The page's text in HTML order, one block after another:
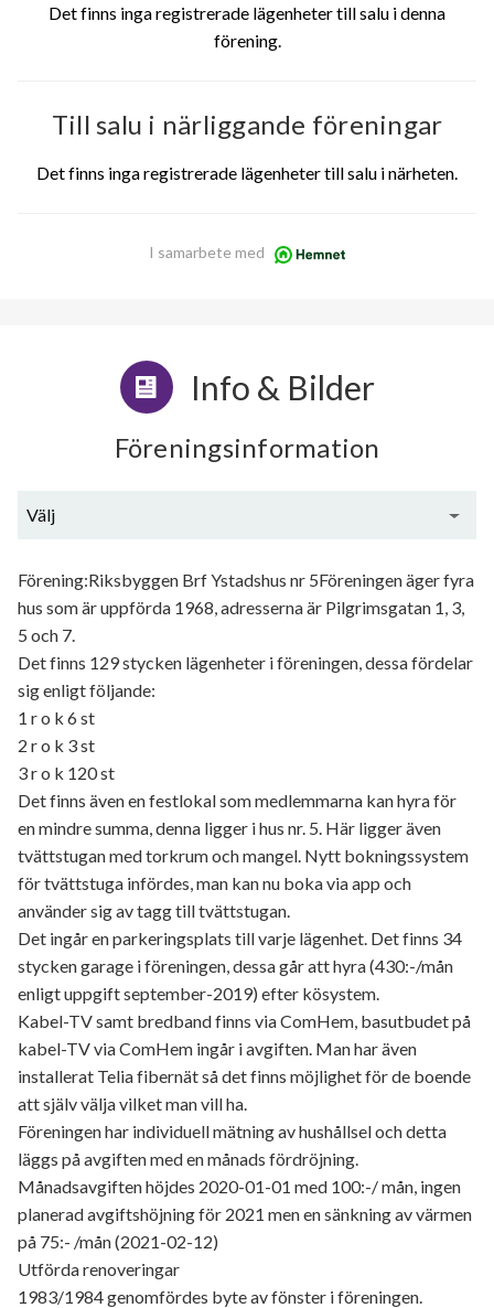
Det finns inga registrerade lägenheter till salu i denna
förening.
Till salu i närliggande föreningar
Det finns inga registrerade lägenheter till salu i närheten.
I samarbete med
Info & Bilder
Föreningsinformation
Välj
Förening:Riksbyggen Brf Ystadshus nr 5Föreningen äger fyra
hus som är uppförda 1968, adresserna är Pilgrimsgatan 1, 3,
5 och 7.
Det finns 129 stycken lägenheter i föreningen, dessa fördelar
sig enligt följande:
1 r o k 6 st
2 r o k 3 st
3 r o k 120 st
Det finns även en festlokal som medlemmarna kan hyra för
en mindre summa, denna ligger i hus nr. 5. Här ligger även
tvättstugan med torkrum och mangel. Nytt bokningssystem
för tvättstuga infördes, man kan nu boka via app och
använder sig av tagg till tvättstugan.
Det ingår en parkeringsplats till varje lägenhet. Det finns 34
stycken garage i föreningen, dessa går att hyra (430:-/mån
enligt uppgift september-2019) efter kösystem.
Kabel-TV samt bredband finns via ComHem, basutbudet på
kabel-TV via ComHem ingår i avgiften. Man har även
installerat Telia fibernät så det finns möjlighet för de boende
att själv välja vilket man vill ha.
Föreningen har individuell mätning av hushållsel och detta
läggs på avgiften med en månads fördröjning.
Månadsavgiften höjdes 2020-01-01 med 100:-/ mån, ingen
planerad avgiftshöjning för 2021 men en sänkning av värmen
på 75:- /mån (2021-02-12)
Utförda renoveringar
1983/1984 genomfördes byte av fönster i föreningen.